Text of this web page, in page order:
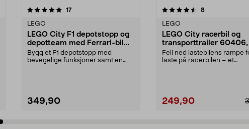
17anmeldelser
LEGO
LEGO City F1 depotstopp og
depotteam med Ferrari-bil
60443, fra 6 år
Bygg et F1 depotstopp med
bevegelige funksjoner samt en
349,90
4.5av 5 stjerner 8anmeldelser
LEGO
LEGO City racerbil og
transporttrailer
år
Fell ned lastebilens rampe
laste på racerbilen – et
249,90
5.0av 5 stjerner